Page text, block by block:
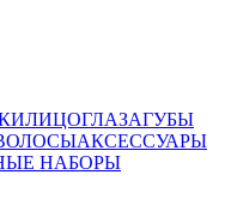
ЛИЦОГЛАЗАГУБЫ
АКСЕССУАРЫ
НАБОРЫ